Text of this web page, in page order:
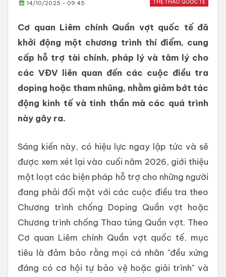
THỂ THAO QUỐC TẾ
14/10/2025 - 09:45
Cơ quan Liêm chính Quần vợt quốc tế đã
khởi động một chương trình thí điểm, cung
cấp hỗ trợ tài chính, pháp lý và tâm lý cho
các VĐV liên quan đến các cuộc điều tra
doping hoặc tham nhũng, nhằm giảm bớt tác
động kinh tế và tinh thần mà các quá trình
này gây ra.
Sáng kiến ​​này, có hiệu lực ngay lập tức và sẽ
được xem xét lại vào cuối năm 2026, giới thiệu
một loạt các biện pháp hỗ trợ cho những người
đang phải đối mặt với các cuộc điều tra theo
Chương trình chống Doping Quần vợt hoặc
Chương trình chống Thao túng Quần vợt. Theo
Cơ quan Liêm chính Quần vợt quốc tế, mục
tiêu là đảm bảo rằng mọi cá nhân "đều xứng
đáng có cơ hội tự bảo vệ hoặc giải trình" và